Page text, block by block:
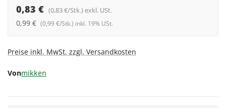
0,83 € (0,83 €/Stk.) exkl. USt.
0,99 € (0,99 €/Stk.) inkl. 19% USt.
Preise inkl. MwSt. zzgl. Versandkosten
Vonmikken